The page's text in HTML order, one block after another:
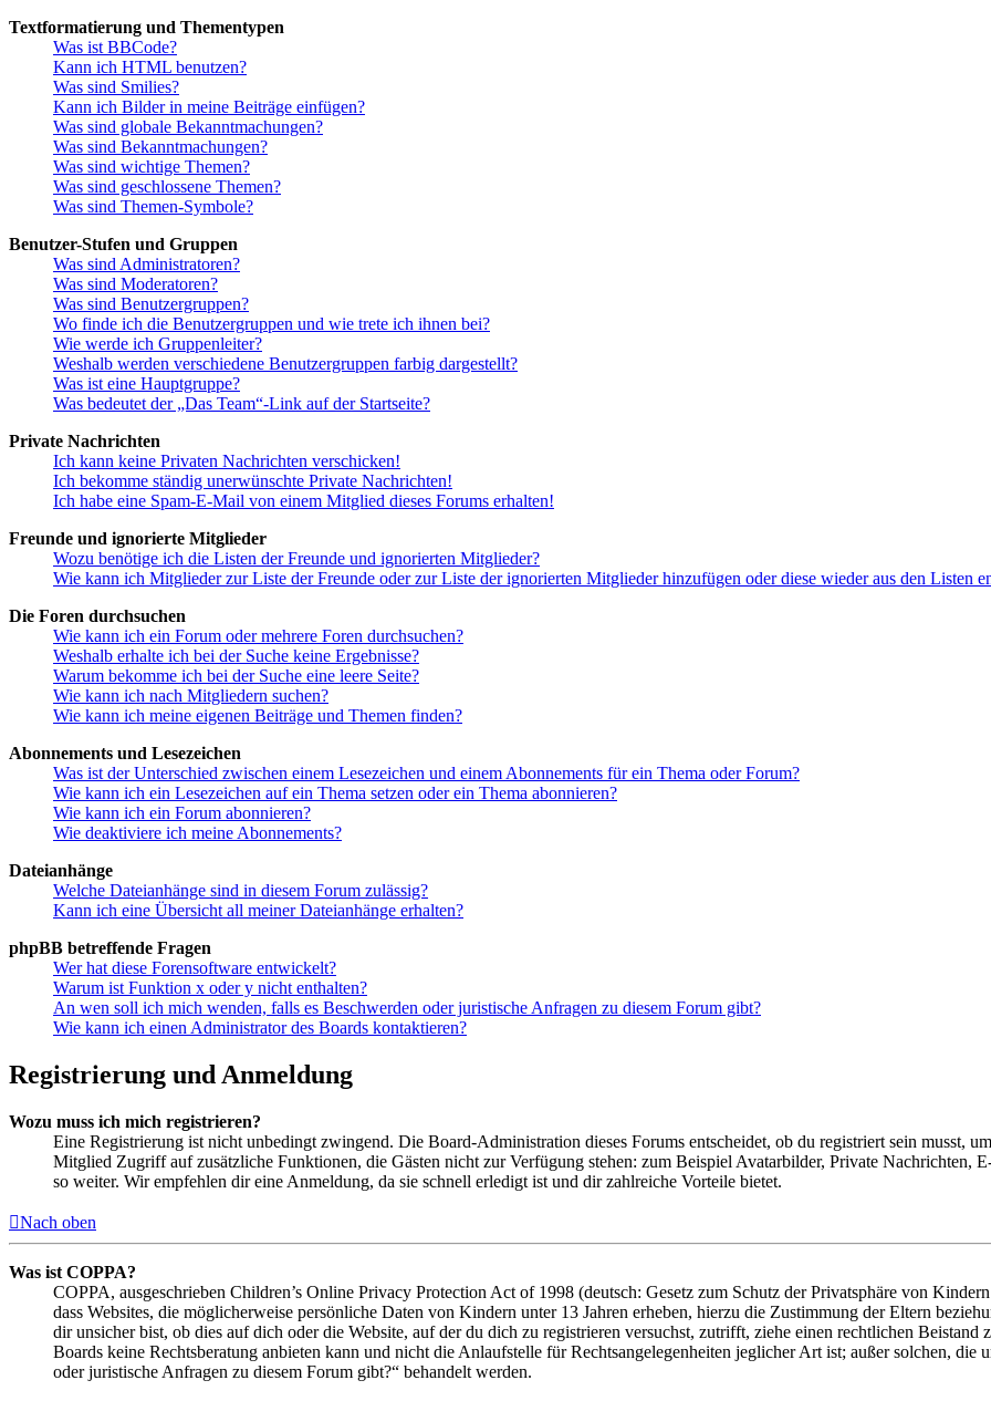
Textformatierung und Thementypen
Was ist BBCode?
Kann ich HTML benutzen?
Was sind Smilies?
Kann ich Bilder in meine Beiträge einfügen?
Was sind globale Bekanntmachungen?
Was sind Bekanntmachungen?
Was sind wichtige Themen?
Was sind geschlossene Themen?
Was sind Themen-Symbole?
Benutzer-Stufen und Gruppen
Was sind Administratoren?
Was sind Moderatoren?
Was sind Benutzergruppen?
Wo finde ich die Benutzergruppen und wie trete ich ihnen bei?
Wie werde ich Gruppenleiter?
Weshalb werden verschiedene Benutzergruppen farbig dargestellt?
Was ist eine Hauptgruppe?
Was bedeutet der „Das Team“-Link auf der Startseite?
Private Nachrichten
Ich kann keine Privaten Nachrichten verschicken!
Ich bekomme ständig unerwünschte Private Nachrichten!
Ich habe eine Spam-E-Mail von einem Mitglied dieses Forums erhalten!
Freunde und ignorierte Mitglieder
Wozu benötige ich die Listen der Freunde und ignorierten Mitglieder?
Wie kann ich Mitglieder zur Liste der Freunde oder zur Liste der ignorierten Mitglieder hinzufügen oder diese wieder aus den Listen
Die Foren durchsuchen
Wie kann ich ein Forum oder mehrere Foren durchsuchen?
Weshalb erhalte ich bei der Suche keine Ergebnisse?
Warum bekomme ich bei der Suche eine leere Seite?
Wie kann ich nach Mitgliedern suchen?
Wie kann ich meine eigenen Beiträge und Themen finden?
Abonnements und Lesezeichen
Was ist der Unterschied zwischen einem Lesezeichen und einem Abonnements für ein Thema oder Forum?
Wie kann ich ein Lesezeichen auf ein Thema setzen oder ein Thema abonnieren?
Wie kann ich ein Forum abonnieren?
Wie deaktiviere ich meine Abonnements?
Dateianhänge
Welche Dateianhänge sind in diesem Forum zulässig?
Kann ich eine Übersicht all meiner Dateianhänge erhalten?
phpBB betreffende Fragen
Wer hat diese Forensoftware entwickelt?
Warum ist Funktion x oder y nicht enthalten?
An wen soll ich mich wenden, falls es Beschwerden oder juristische Anfragen zu diesem Forum gibt?
Wie kann ich einen Administrator des Boards kontaktieren?
Registrierung und Anmeldung
Wozu muss ich mich registrieren?
Eine Registrierung ist nicht unbedingt zwingend. Die Board-Administration dieses Forums entscheidet, ob du registriert sein musst,
Mitglied Zugriff auf zusätzliche Funktionen, die Gästen nicht zur Verfügung stehen: zum Beispiel Avatarbilder, Private Nachrichten,
so weiter. Wir empfehlen dir eine Anmeldung, da sie schnell erledigt ist und dir zahlreiche Vorteile bietet.
Nach oben
Was ist COPPA?
COPPA, ausgeschrieben Children’s Online Privacy Protection Act of 1998 (deutsch: Gesetz zum Schutz der Privatsphäre von
dass Websites, die möglicherweise persönliche Daten von Kindern unter 13 Jahren erheben, hierzu die Zustimmung der Eltern
dir unsicher bist, ob dies auf dich oder die Website, auf der du dich zu registrieren versuchst, zutrifft, ziehe einen rechtlichen
Boards keine Rechtsberatung anbieten kann und nicht die Anlaufstelle für Rechtsangelegenheiten jeglicher Art ist; außer solchen,
oder juristische Anfragen zu diesem Forum gibt?“ behandelt werden.